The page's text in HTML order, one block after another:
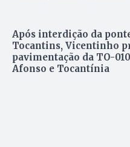
Após interdição da
Tocantins, Vicentinho
pavimentação da TO-
Afonso e Tocantínia